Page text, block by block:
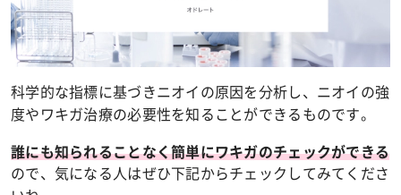
科学的な指標に基づきニオイの原因を分析し、ニオイの強
度やワキガ治療の必要性を知ることができるものです。
誰にも知られることなく簡単にワキガのチェックができる
ので、気になる人はぜひ下記からチェックしてみてくださ